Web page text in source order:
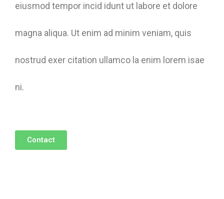
eiusmod tempor incid idunt ut labore et dolore
magna aliqua. Ut enim ad minim veniam, quis
nostrud exer citation ullamco la enim lorem isae
ni.
Contact